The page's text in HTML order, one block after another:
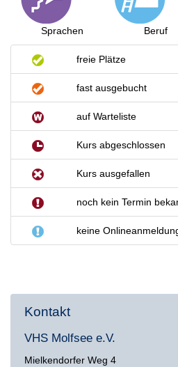
Sprachen Beruf
freie Plätze
fast ausgebucht
auf Warteliste
Kurs abgeschlossen
Kurs ausgefallen
noch kein Termin
keine
Kontakt
VHS Molfsee e.V.
Mielkendorfer Weg 4